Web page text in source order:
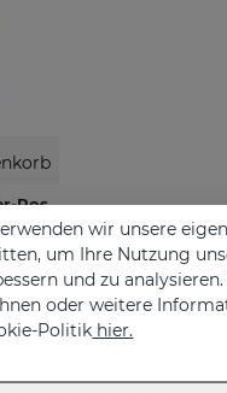
HIDRADERM Hafer-Rosen-Wasser
wir unsere
um Ihre Nutzung
und zu analysieren.
oder weitere
Politik hier.